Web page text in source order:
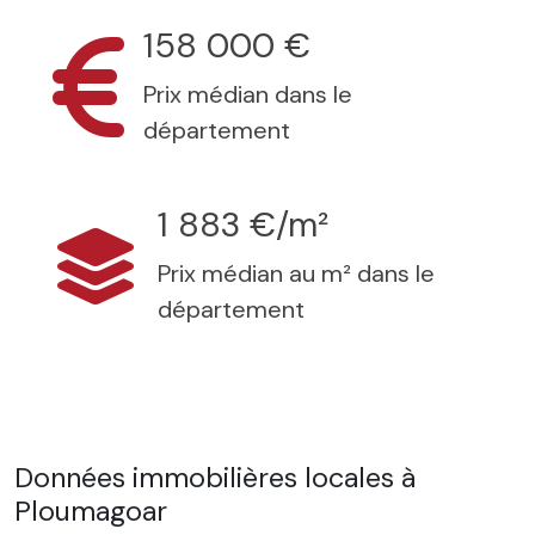
158 000 €
Prix médian dans le
département
1 883 €/m²
Prix médian au m² dans le
département
Données immobilières locales à
Ploumagoar